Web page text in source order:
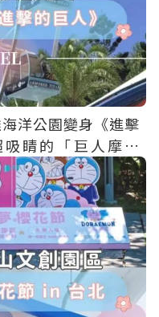
洋公園變身《進擊
睛的「巨人摩天
點、聯名周邊一次